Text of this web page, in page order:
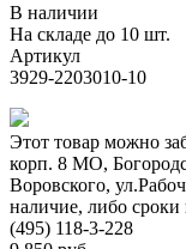
В наличии
На складе до 10 шт.
Артикул
3929-2203010-10
Этот товар можно
корп. 8 МО,
Воровского,
наличие, либо
(495) 118-3-228